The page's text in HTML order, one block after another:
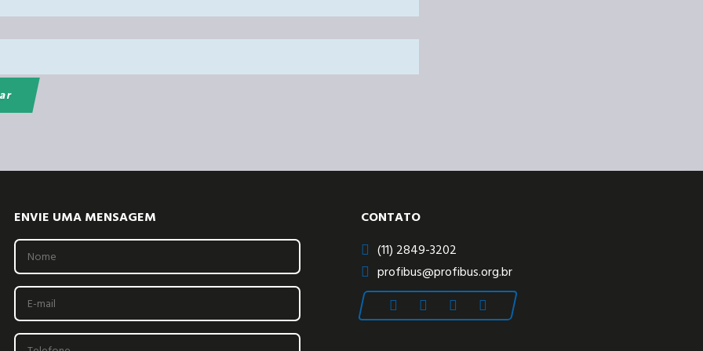
ENVIE UMA MENSAGEM CONTATO
(11) 2849-3202
profibus@profibus.org.br